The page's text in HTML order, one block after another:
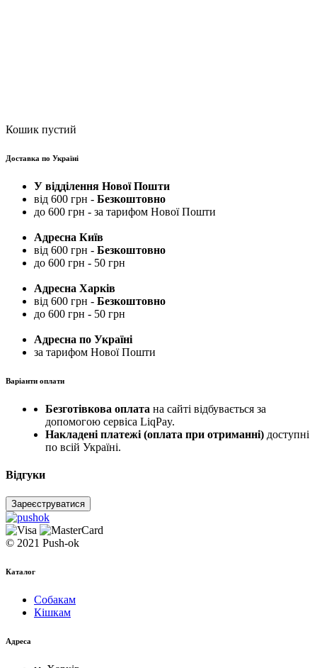
Кошик пустий
Доставка по Україні
У відділення Нової Пошти
від 600 грн - Безкоштовно
до 600 грн - за тарифом Нової Пошти
Адресна Київ
від 600 грн - Безкоштовно
до 600 грн - 50 грн
Адресна Харків
від 600 грн - Безкоштовно
до 600 грн - 50 грн
Адресна по Україні
за тарифом Нової Пошти
Варіанти оплати
Безготівкова оплата на сайті відбувається за
допомогою сервіса LiqPay.
Накладені платежі (оплата при отриманні) доступні
по всій Україні.
Відгуки
Зареєструватися
© 2021 Push-ok
Каталог
Собакам
Кішкам
Адреса